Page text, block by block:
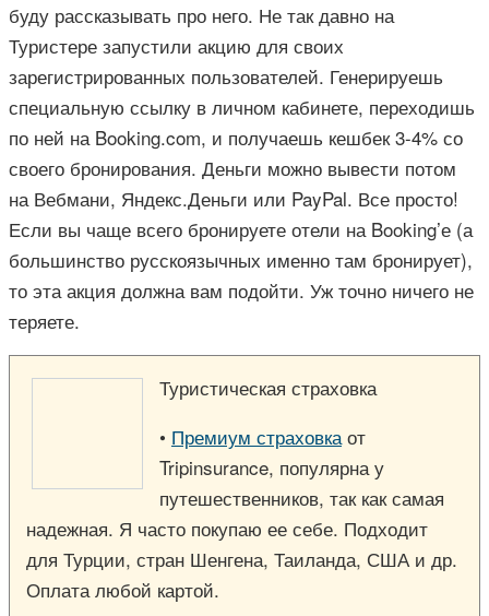
буду рассказывать про него. Не так давно на
Туристере запустили акцию для своих
зарегистрированных пользователей. Генерируешь
специальную ссылку в личном кабинете, переходишь
по ней на Booking.com, и получаешь кешбек 3-4% со
своего бронирования. Деньги можно вывести потом
на Вебмани, Яндекс.Деньги или PayPal. Все просто!
Если вы чаще всего бронируете отели на Booking’е (а
большинство русскоязычных именно там бронирует),
то эта акция должна вам подойти. Уж точно ничего не
теряете.
Туристическая страховка
• Премиум страховкаот
Tripinsurance, популярна у
путешественников, так как самая
надежная. Я часто покупаю ее себе. Подходит
для Турции, стран Шенгена, Таиланда, США и др.
Оплата любой картой.